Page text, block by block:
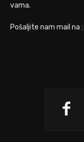
vama.
Pošaljite nam mail na :